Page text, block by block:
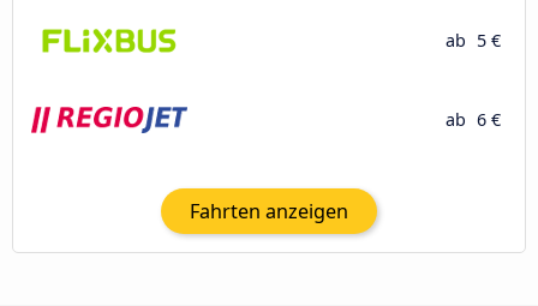
ab 5 €
ab 6 €
Fahrten anzeigen